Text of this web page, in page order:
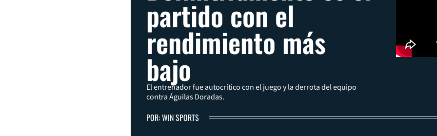
partido con el
rendimiento más
bajo
El entrenador fue autocrítico con el juego y la derrota del equipo
contra Águilas Doradas.
POR: WIN SPORTS